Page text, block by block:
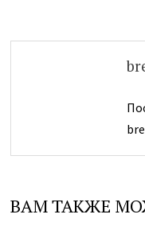
ВАМ ТАКЖЕ